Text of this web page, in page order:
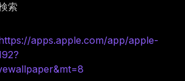
索
apps.apple.com/app/apple-